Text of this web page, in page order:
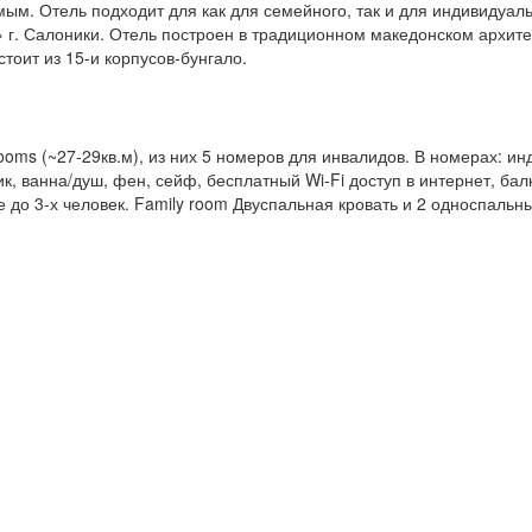
Отель подходит для как для семейного, так и для
Салоники. Отель построен в традиционном македонском
из 15-и корпусов-бунгало.
(~27-29кв.м), из них 5 номеров для инвалидов. В номерах:
ванна/душ, фен, сейф, бесплатный Wi-Fi доступ в интернет,
3-х человек. Family room Двуспальная кровать и 2